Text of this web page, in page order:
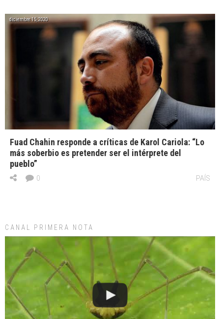
diciembre 15, 2020
Fuad Chahin responde a críticas de Karol Cariola: “Lo
más soberbio es pretender ser el intérprete del
pueblo”
PAÍS
0
CANAL PRIMERA NOTA